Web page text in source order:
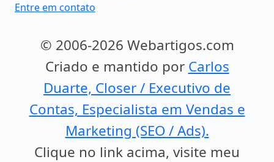
Entre em contato
© 2006-2026 Webartigos.com
Criado e mantido por Carlos
Duarte, Closer / Executivo de
Contas, Especialista em Vendas e
Marketing (SEO / Ads).
Clique no link acima, visite meu